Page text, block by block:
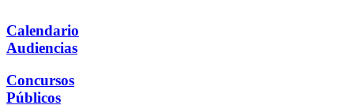
Calendario
Audiencias
Concursos
Públicos